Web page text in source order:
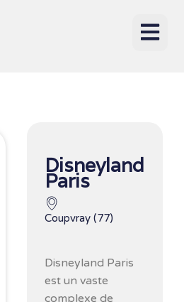
Disneyland
Paris
Coupvray (77)
Disneyland Paris
est un vaste
complexe de